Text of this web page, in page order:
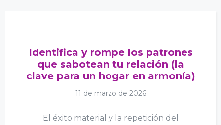
Identifica y rompe los patrones
que sabotean tu relación (la
clave para un hogar en armonía)
11 de marzo de 2026
El éxito material y la repetición del